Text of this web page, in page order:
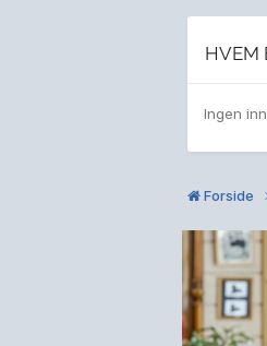
HVEM
Ingen
Forside